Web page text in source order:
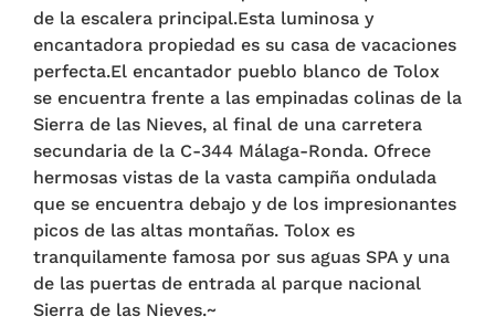
de la escalera principal.Esta luminosa y
encantadora propiedad es su casa de vacaciones
perfecta.El encantador pueblo blanco de Tolox
se encuentra frente a las empinadas colinas de la
Sierra de las Nieves, al final de una carretera
secundaria de la C-344 Málaga-Ronda. Ofrece
hermosas vistas de la vasta campiña ondulada
que se encuentra debajo y de los impresionantes
picos de las altas montañas. Tolox es
tranquilamente famosa por sus aguas SPA y una
de las puertas de entrada al parque nacional
Sierra de las Nieves.~